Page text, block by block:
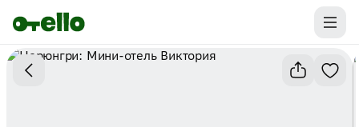
Промокоды на первую бронь уже ваши.
Забирайте выгоду